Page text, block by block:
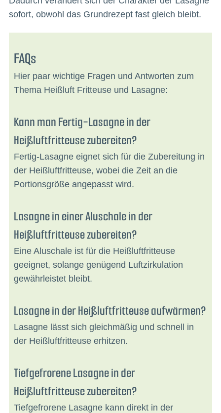
sofort, obwohl das Grundrezept fast gleich bleibt.
FAQs
Hier paar wichtige Fragen und Antworten zum
Thema Heißluft Fritteuse und Lasagne:
Kann man Fertig-Lasagne in der
Heißluftfritteuse zubereiten?
Fertig-Lasagne eignet sich für die Zubereitung in
der Heißluftfritteuse, wobei die Zeit an die
Portionsgröße angepasst wird.
Lasagne in einer Aluschale in der
Heißluftfritteuse zubereiten?
Eine Aluschale ist für die Heißluftfritteuse
geeignet, solange genügend Luftzirkulation
gewährleistet bleibt.
Lasagne in der Heißluftfritteuse aufwärmen?
Lasagne lässt sich gleichmäßig und schnell in
der Heißluftfritteuse erhitzen.
Tiefgefrorene Lasagne in der
Heißluftfritteuse zubereiten?
Tiefgefrorene Lasagne kann direkt in der